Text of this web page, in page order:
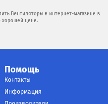
Вентиляторы в интернет-магазине в
хорошей цене.
Помощь
Контакты
Информация